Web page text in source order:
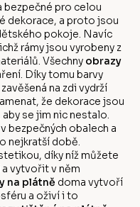
bezpečné pro celou
dekorace, a proto jsou
pokoje. Navíc
rámy jsou vyrobeny z
Všechny obrazy
Díky tomu barvy
na zdi vydrží
že dekorace jsou
se jim nic nestalo.
bezpečných obalech a
nejkratší době.
díky níž můžete
vytvořit v něm
na plátně doma vytvoří
a oživí i to